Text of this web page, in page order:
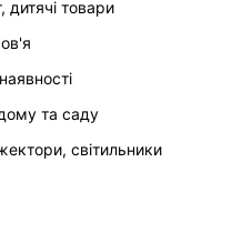
дитячі товари
та саду
світильники